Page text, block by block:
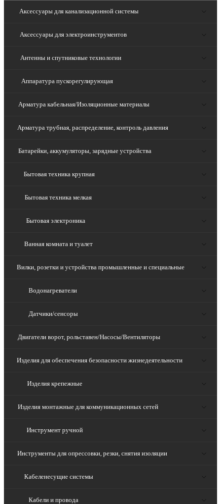
Аксессуары для канализационной системы
Аксессуары для электроинструментов
Антенны и спутниковые технологии
Аппаратура пускорегулирующая
Арматура кабельная/Изоляционные материалы
Арматура трубная, распределение, контроль давления
Батарейки, аккумуляторы, зарядные устройства
Бытовая техника крупная
Бытовая техника мелкая
Бытовая электроника
Ванная комната и туалет
Вилки, розетки и устройства промышленные и специальные
Водонагреватели
Датчики/сенсоры
Двигатели ворот, рольставен/Насосы/Вентиляторы
Изделия для обеспечения безопасности жизнедеятельности
Изделия крепежные
Изделия монтажные для коммуникационных сетей
Инструмент ручной
Инструменты для опрессовки, резки, снятия изоляции
Кабеленесущие системы
Кабели и провода